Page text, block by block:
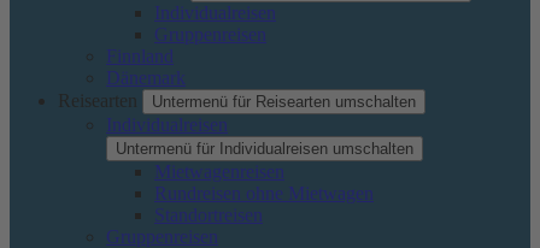
Individualreisen
Gruppenreisen
Finnland
Dänemark
Reisearten
Untermenü für Reisearten umschalten
Individualreisen
Untermenü für Individualreisen umschalten
Mietwagenreisen
Rundreisen ohne Mietwagen
Standortreisen
Gruppenreisen